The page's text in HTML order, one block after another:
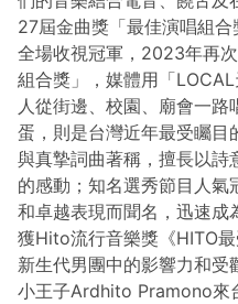
27屆金曲獎「最佳演唱組
全場收視冠軍，2023年再
組合獎」，媒體用「
人從街邊、校園、廟會一
蛋，則是台灣近年最受矚目
與真摯詞曲著稱，擅長以詩
的感動；知名選秀節目人
和卓越表現而聞名，迅速
獲Hito流行音樂獎《HITO
新生代男團中的影響力和
小王子Ardhito Pramono來